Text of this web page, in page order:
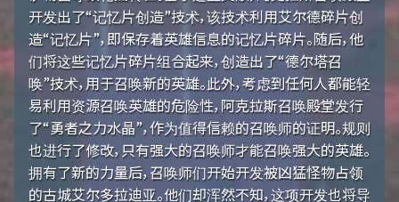
开发出了“记忆片创造”技术，该技术利用艾尔德碎片创
造“记忆片”，即保存着英雄信息的记忆片碎片。随后，他
们将这些记忆片碎片组合起来，创造出了“德尔塔召
唤”技术，用于召唤新的英雄。此外，考虑到任何人都能轻
易利用资源召唤英雄的危险性，阿克拉斯召唤殿堂发行
了“勇者之力水晶”，作为值得信赖的召唤师的证明。规则
也进行了修改，只有强大的召唤师才能召唤强大的英雄。
拥有了新的力量后，召唤师们开始开发被凶猛怪物占领
的古城艾尔多拉迪亚。他们却浑然不知，这项开发也将导